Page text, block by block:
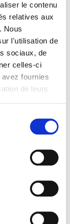
le contenu
relatives aux
Nous
l'utilisation de
sociaux, de
celles-ci
fournies
de leurs
flexibilité RH
des relations
et écoles
un contexte où
métiers, ces